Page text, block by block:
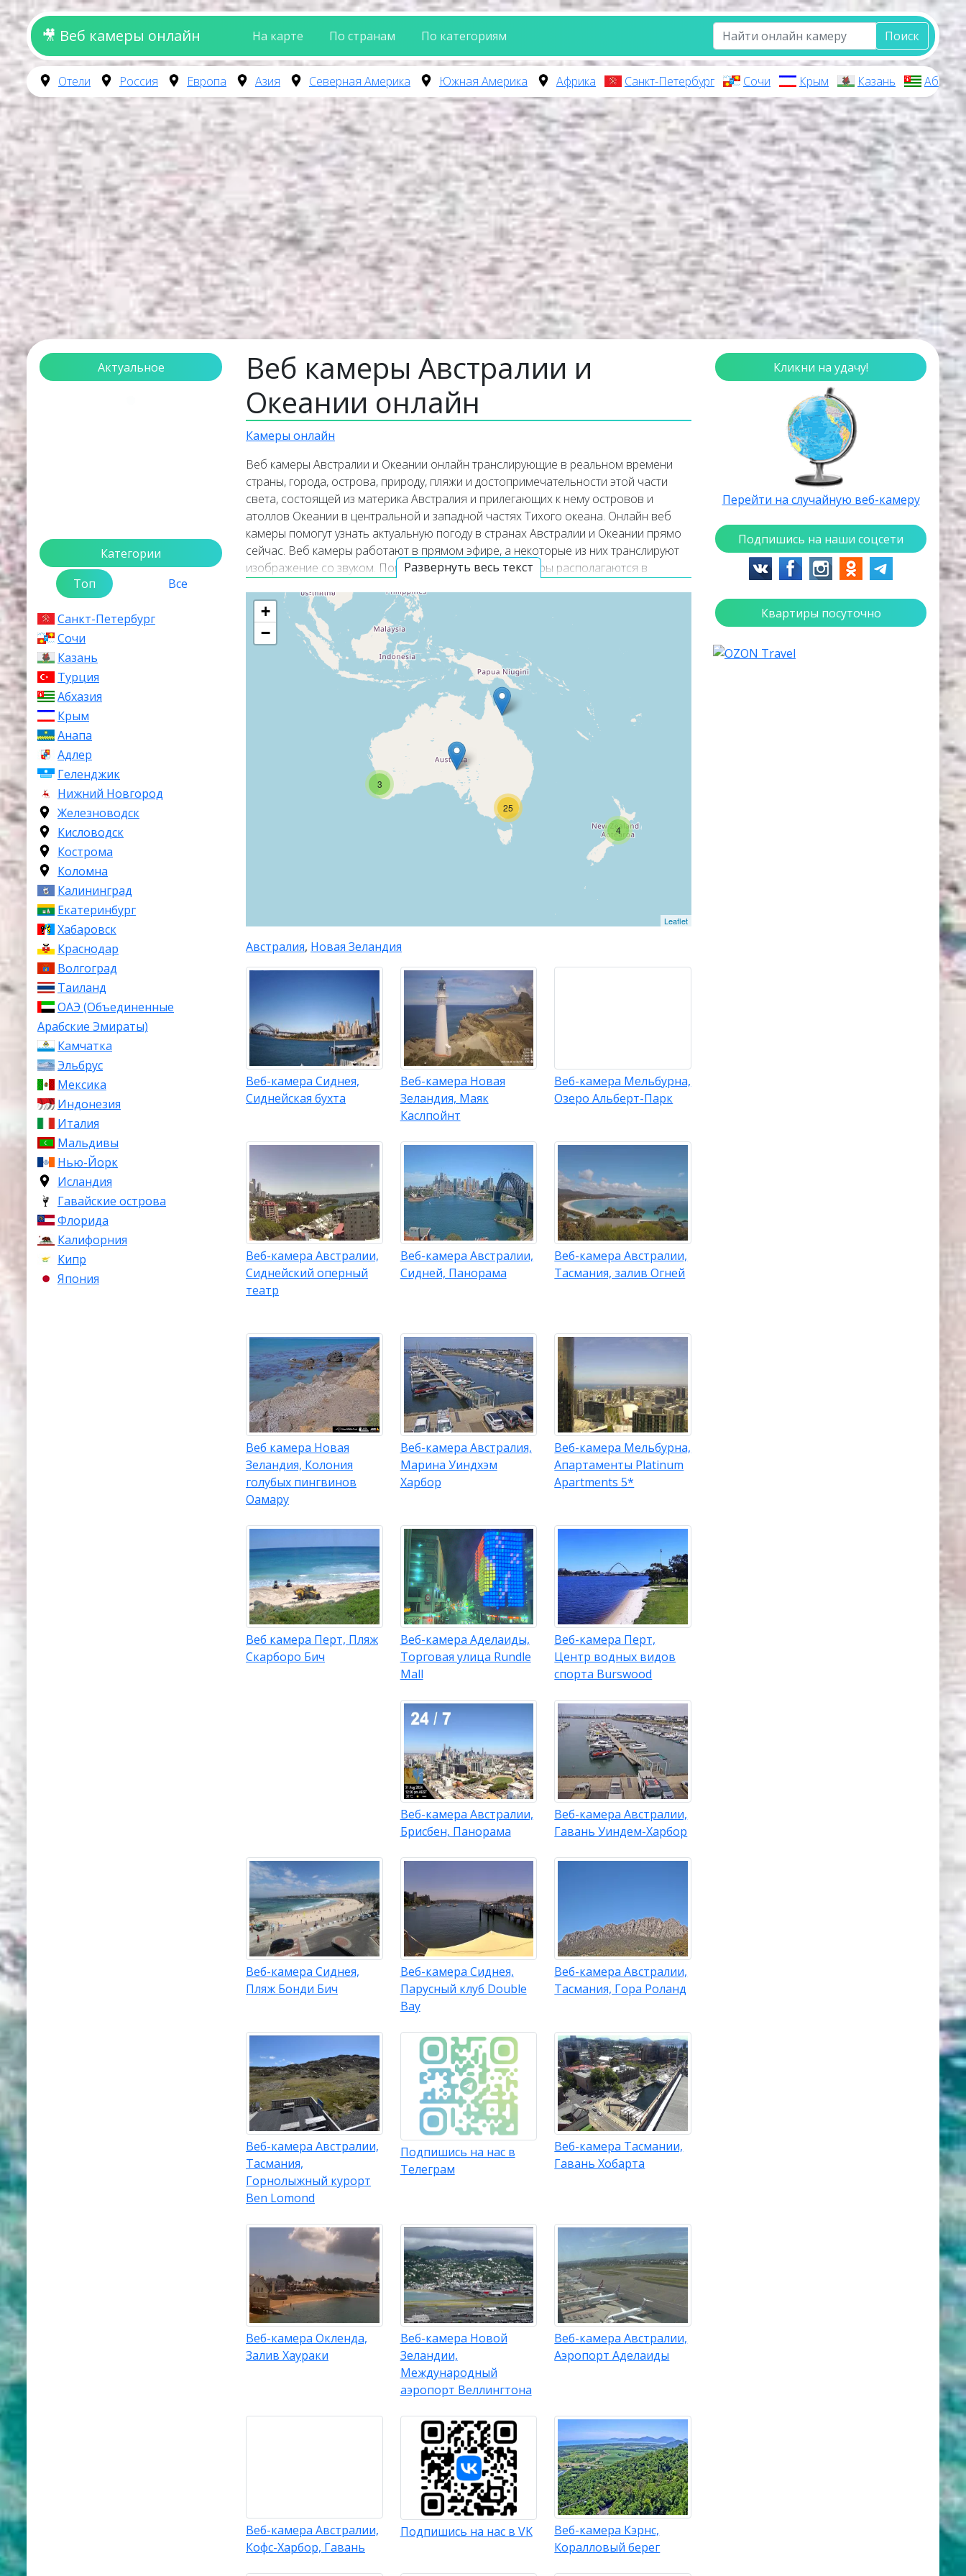
🎥 Веб камеры онлайн На карте По странам По категориям Поиск
Отели Россия Европа Азия Северная Америка Южная Америка Африка Санкт-Петербург Сочи Крым Казань
Актуальное
Категории
Топ
Все
Санкт-Петербург
Сочи
Казань
Турция
Абхазия
Крым
Анапа
Адлер
Геленджик
Нижний Новгород
Железноводск
Кисловодск
Кострома
Коломна
Калининград
Екатеринбург
Хабаровск
Краснодар
Волгоград
Таиланд
ОАЭ (Объединенные
Арабские Эмираты)
Камчатка
Эльбрус
Мексика
Индонезия
Италия
Мальдивы
Нью-Йорк
Исландия
Гавайские острова
Флорида
Калифорния
Кипр
Япония
Веб камеры Австралии и
Океании онлайн
Камеры онлайн
Развернуть весь текст
Веб камеры Австралии и Океании онлайн транслирующие в реальном времени
страны, города, острова, природу, пляжи и достопримечательности этой части
света, состоящей из материка Австралия и прилегающих к нему островов и
атоллов Океании в центральной и западной частях Тихого океана. Онлайн веб
камеры помогут узнать актуальную погоду в странах Австралии и Океании прямо
сейчас. Веб камеры работают в прямом эфире, а некоторые из них транслируют
изображение со звуком. Популярные онлайн веб камеры располагаются в
местоположение каждой веб камеры в Австралии и Океании.
3
4
25
+
−
Leaflet
Австралия, Новая Зеландия
Веб-камера Сиднея,
Сиднейская бухта
Веб-камера Новая
Зеландия, Маяк
Каслпойнт
Веб-камера Мельбурна,
Озеро Альберт-Парк
Веб-камера Австралии,
Сиднейский оперный
театр
Веб-камера Австралии,
Сидней, Панорама
Веб-камера Австралии,
Тасмания, залив Огней
Веб камера Новая
Зеландия, Колония
голубых пингвинов
Оамару
Веб-камера Австралия,
Марина Уиндхэм
Харбор
Веб-камера Мельбурна,
Апартаменты Platinum
Apartments 5*
Веб камера Перт, Пляж
Скарборо Бич
Веб-камера Аделаиды,
Торговая улица Rundle
Mall
Веб-камера Перт,
Центр водных видов
спорта Burswood
Веб-камера Австралии,
Брисбен, Панорама
Веб-камера Австралии,
Гавань Уиндем-Харбор
Веб-камера Сиднея,
Пляж Бонди Бич
Веб-камера Сиднея,
Парусный клуб Double
Bay
Веб-камера Австралии,
Тасмания, Гора Роланд
Веб-камера Австралии,
Тасмания,
Горнолыжный курорт
Ben Lomond
Подпишись на нас в
Телеграм
Веб-камера Тасмании,
Гавань Хобарта
Веб-камера Окленда,
Залив Хаураки
Веб-камера Новой
Зеландии,
Международный
аэропорт Веллингтона
Веб-камера Австралии,
Аэропорт Аделаиды
Веб-камера Австралии,
Кофс-Харбор, Гавань
Подпишись на нас в VK
Веб-камера Кэрнс,
Коралловый берег
Кликни на удачу!
Перейти на случайную веб-камеру
Подпишись на наши соцсети
Квартиры посуточно